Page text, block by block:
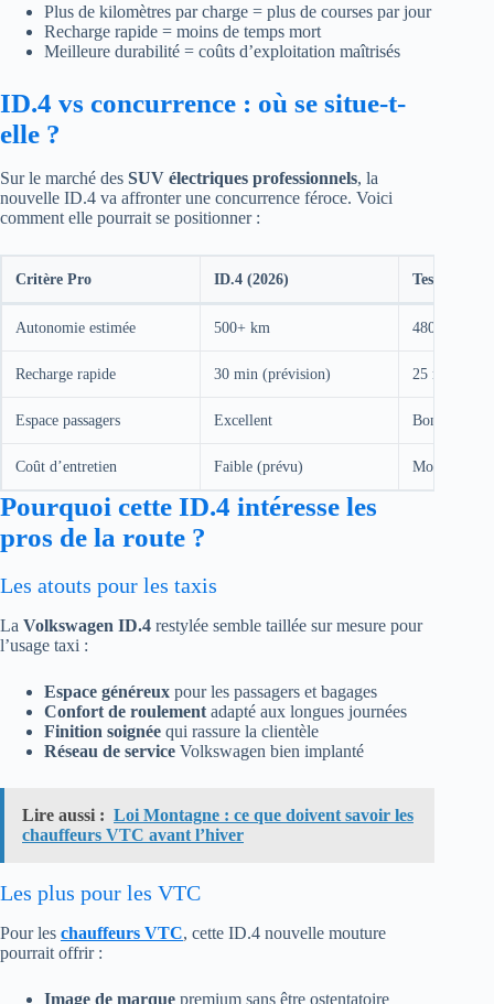
Plus de kilomètres par charge = plus de courses par jour
Recharge rapide = moins de temps mort
Meilleure durabilité = coûts d’exploitation maîtrisés
ID.4 vs concurrence : où se situe-t-
elle ?
Sur le marché des SUV électriques professionnels, la
nouvelle ID.4 va affronter une concurrence féroce. Voici
comment elle pourrait se positionner :
Critère Pro ID.4 (2026) Tesla
Autonomie estimée 500+ km 480 km
Recharge rapide 30 min (prévision) 25 min
Espace passagers Excellent Bon
Coût d’entretien Faible (prévu) Moyen
Pourquoi cette ID.4 intéresse les
pros de la route ?
Les atouts pour les taxis
La Volkswagen ID.4 restylée semble taillée sur mesure pour
l’usage taxi :
Espace généreux pour les passagers et bagages
Confort de roulement adapté aux longues journées
Finition soignée qui rassure la clientèle
Réseau de service Volkswagen bien implanté
Lire aussi : Loi Montagne : ce que doivent savoir les
chauffeurs VTC avant l’hiver
Les plus pour les VTC
Pour les chauffeurs VTC, cette ID.4 nouvelle mouture
pourrait offrir :
Image de marque premium sans être ostentatoire